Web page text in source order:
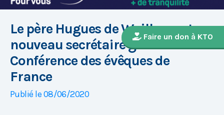
Faire un don à KTO
Le père Hugues de Woillemont,
nouveau secrétaire général de la
Conférence des évêques de
France
Publié le 08/06/2020